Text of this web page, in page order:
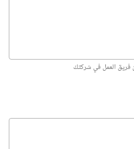
فريق العمل في شركتك